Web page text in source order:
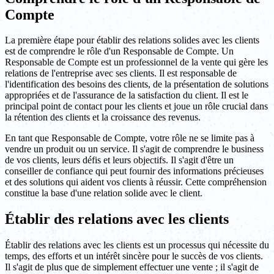
Compte
La première étape pour établir des relations solides avec les clients
est de comprendre le rôle d'un Responsable de Compte. Un
Responsable de Compte est un professionnel de la vente qui gère les
relations de l'entreprise avec ses clients. Il est responsable de
l'identification des besoins des clients, de la présentation de solutions
appropriées et de l'assurance de la satisfaction du client. Il est le
principal point de contact pour les clients et joue un rôle crucial dans
la rétention des clients et la croissance des revenus.
En tant que Responsable de Compte, votre rôle ne se limite pas à
vendre un produit ou un service. Il s'agit de comprendre le business
de vos clients, leurs défis et leurs objectifs. Il s'agit d'être un
conseiller de confiance qui peut fournir des informations précieuses
et des solutions qui aident vos clients à réussir. Cette compréhension
constitue la base d'une relation solide avec le client.
Établir des relations avec les clients
Établir des relations avec les clients est un processus qui nécessite du
temps, des efforts et un intérêt sincère pour le succès de vos clients.
Il s'agit de plus que de simplement effectuer une vente ; il s'agit de